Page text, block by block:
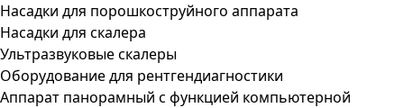
Насадки для порошкоструйного аппарата
Насадки для скалера
Ультразвуковые скалеры
Оборудование для рентгендиагностики
Аппарат панорамный с функцией компьютерной